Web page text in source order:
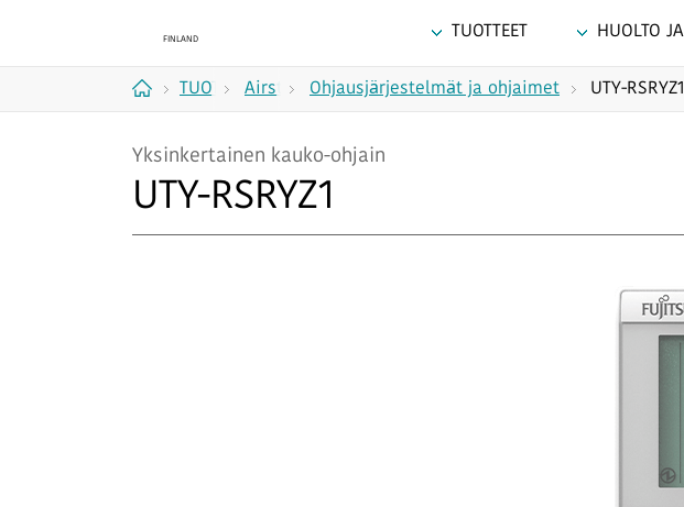
TUOTTEET HUOLTO
TUOTTEETAirstage
järjestelmät)
Ohjausjärjestelmät ja ohjaimet UTY-RSRYZ1
Yksinkertainen kauko-ohjain
UTY-RSRYZ1